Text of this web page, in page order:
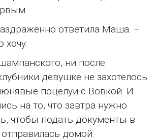
ответила Маша. –
ни после
девушке не захотелось
поцелуи с Вовкой. И
на то, что завтра нужно
чтобы подать документы в
отправилась домой.